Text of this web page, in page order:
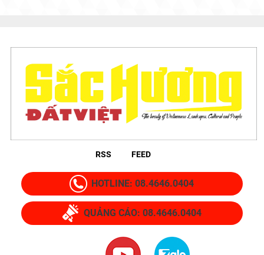
RSS FEED
HOTLINE: 08.4646.0404
QUẢNG CÁO: 08.4646.0404